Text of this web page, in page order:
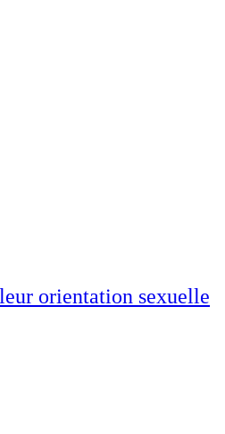
orientation sexuelle